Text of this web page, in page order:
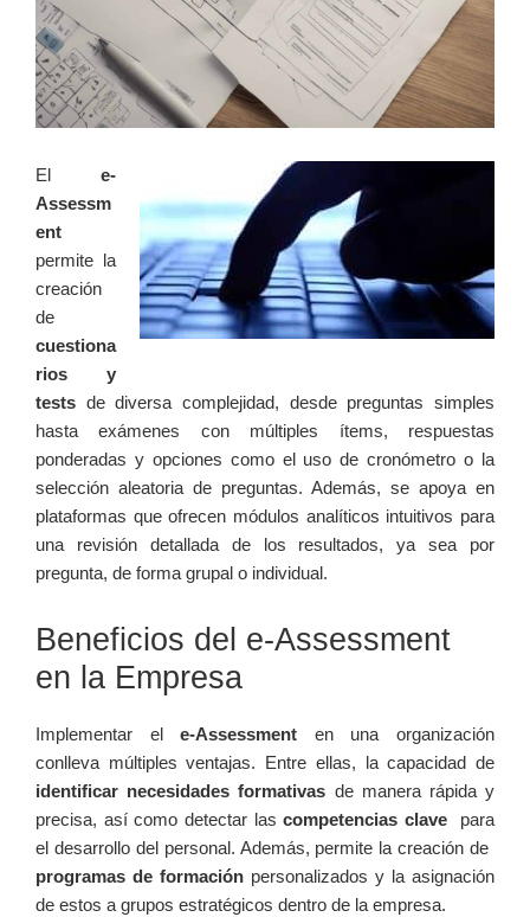
El e-
Assessm
ent
permite ‌la
creación
de
cuestiona
rios y
tests de diversa complejidad, desde preguntas simples
hasta‍ exámenes con múltiples ítems, respuestas
ponderadas y ‌opciones como ⁢el uso de cronómetro ‌o la
selección ⁤aleatoria de preguntas. Además, se apoya en
plataformas que ofrecen módulos analíticos intuitivos para
una revisión detallada de los resultados, ya sea por
pregunta, de‍ forma grupal o individual.
Beneficios del e-Assessment
en la Empresa
Implementar ele-Assessment ⁤en⁤ una organización
conlleva múltiples ventajas.⁢ Entre ellas, la capacidad de
identificar necesidades formativas de manera⁤ rápida y
precisa, así como detectar lascompetencias clave‍ para
el desarrollo del personal. Además, permite la creación⁣ de ​
programas ⁣de formación personalizados y la⁢ asignación
de estos a ​grupos‍ estratégicos dentro de la empresa.